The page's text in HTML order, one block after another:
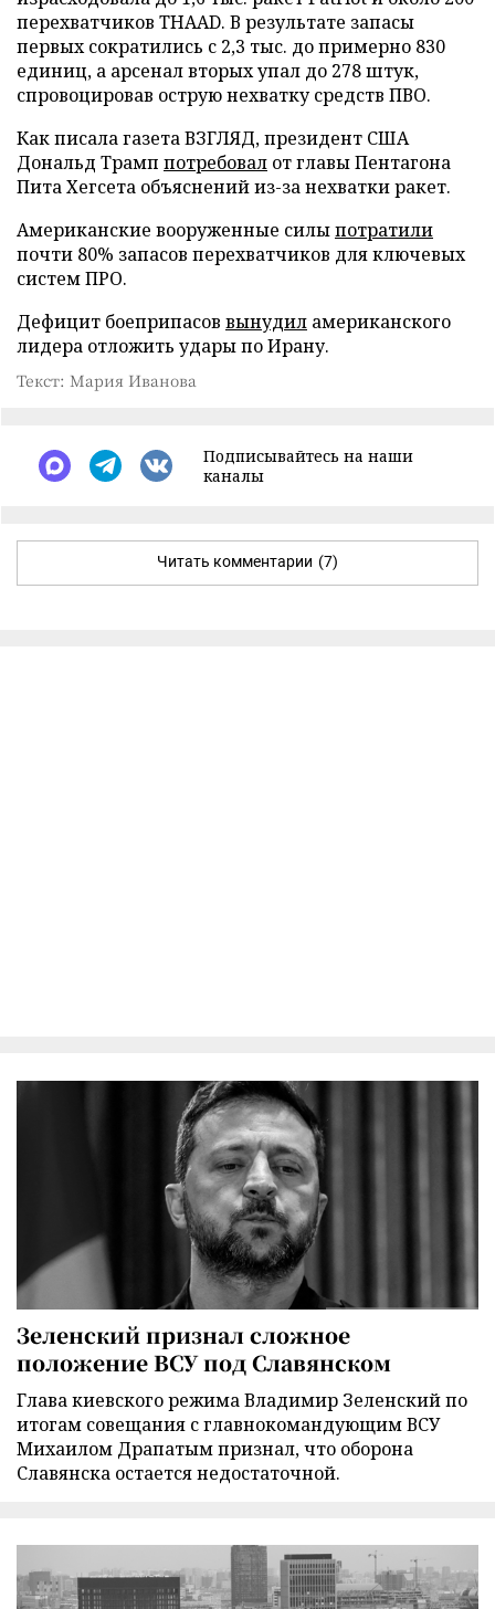
перехватчиков THAAD. В результате запасы
первых сократились с 2,3 тыс. до примерно 830
единиц, а арсенал вторых упал до 278 штук,
спровоцировав острую нехватку средств ПВО.
Как писала газета ВЗГЛЯД, президент США
Дональд Трамп потребовал от главы Пентагона
Пита Хегсета объяснений из-за нехватки ракет.
Американские вооруженные силыпотратили
почти 80% запасов перехватчиков для ключевых
систем ПРО.
Дефицит боеприпасов вынудил американского
лидера отложить удары по Ирану.
Текст: Мария Иванова
Подписывайтесь на наши
каналы
Читать комментарии (7)
Зеленский признал сложное
положение ВСУ под Славянском
Глава киевского режима Владимир Зеленский по
итогам совещания с главнокомандующим ВСУ
Михаилом Драпатым признал, что оборона
Славянска остается недостаточной.